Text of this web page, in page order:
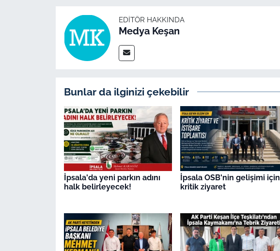
EDITÖR HAKKINDA
Medya Keşan
Bunlar da ilginizi çekebilir
İpsala'da yeni parkın adını
halk belirleyecek!
İpsala OSB'nin gelişimi için
kritik ziyaret
İş Dünyası
English News
Canlı Maç
Gündem-Eğitim